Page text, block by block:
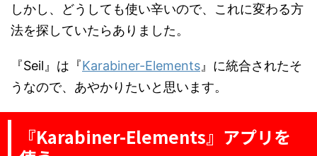
しかし、どうしても使い辛いので、これに変わる方
法を探していたらありました。
『Seil』は『Karabiner-Elements 』に統合されたそ
うなので、あやかりたいと思います。
『Karabiner-Elements』アプリを